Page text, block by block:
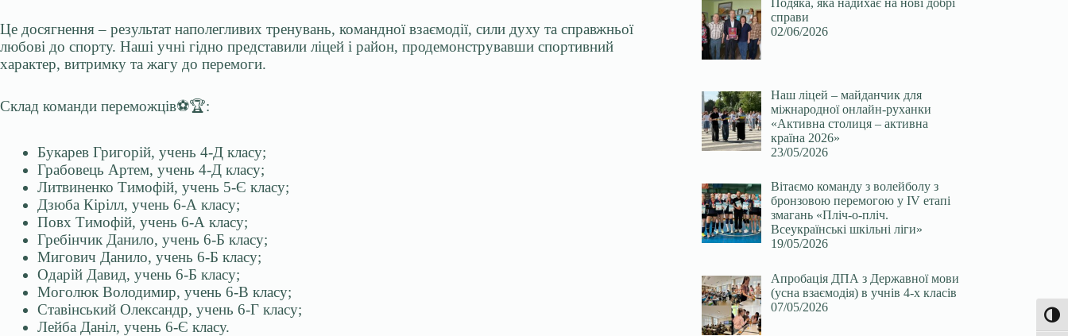
Це досягнення – результат наполегливих тренувань, командної взаємодії, сили духу та справжньої
любові до спорту. Наші учні гідно представили ліцей і район, продемонструвавши спортивний
характер, витримку та жагу до перемоги.
Склад команди переможців⚽️🏆:
Букарев Григорій, учень 4-Д класу;
Грабовець Артем, учень 4-Д класу;
Литвиненко Тимофій, учень 5-Є класу;
Дзюба Кірілл, учень 6-А класу;
Повх Тимофій, учень 6-А класу;
Гребінчик Данило, учень 6-Б класу;
Мигович Данило, учень 6-Б класу;
Одарій Давид, учень 6-Б класу;
Моголюк Володимир, учень 6-В класу;
Ставінський Олександр, учень 6-Г класу;
Лейба Даніл, учень 6-Є класу.
справи
02/06/2026
Наш ліцей – майданчик для
міжнародної онлайн-руханки
«Активна столиця – активна
країна 2026»
23/05/2026
Вітаємо команду з волейболу з
бронзовою перемогою у ІV етапі
змагань «Пліч-о-пліч.
Всеукраїнські шкільні ліги»
19/05/2026
Апробація ДПА з Державної мови
(усна взаємодія) в учнів 4-х класів
07/05/2026